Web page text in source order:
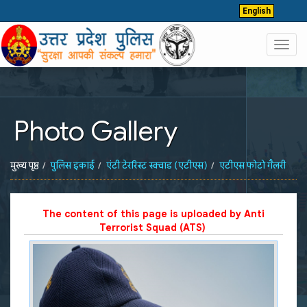
English
Photo Gallery
मुख्य पृष्ठ पुलिस इकाई एंटी टेररिस्ट स्क्वाड (एटीएस) एटीएस फोटो गैलरी
The content of this page is uploaded by Anti
Terrorist Squad (ATS)